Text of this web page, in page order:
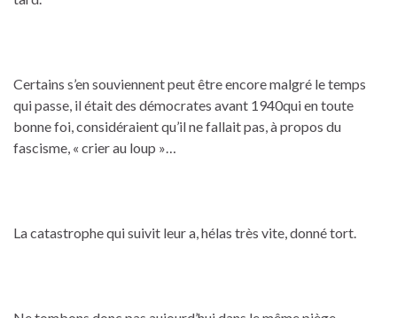
Certains s’en souviennent peut être encore malgré le temps
qui passe, il était des démocrates avant 1940qui en toute
bonne foi, considéraient qu’il ne fallait pas, à propos du
fascisme, « crier au loup »…
La catastrophe qui suivit leur a, hélas très vite, donné tort.